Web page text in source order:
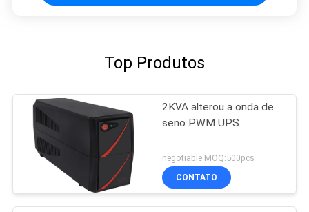
Top Produtos
2KVA alterou a onda de
seno PWM UPS
negotiable MOQ:500pcs
CONTATO